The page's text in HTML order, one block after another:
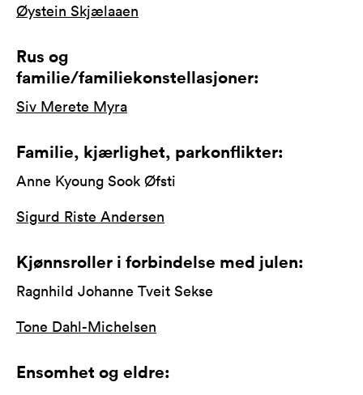
Øystein Skjælaaen
Rus og
familie/familiekonstellasjoner:
Siv Merete Myra
Familie, kjærlighet, parkonflikter:
Anne Kyoung Sook Øfsti
Sigurd Riste Andersen
Kjønnsroller i forbindelse med julen:
Ragnhild Johanne Tveit Sekse
Tone Dahl-Michelsen
Ensomhet og eldre: